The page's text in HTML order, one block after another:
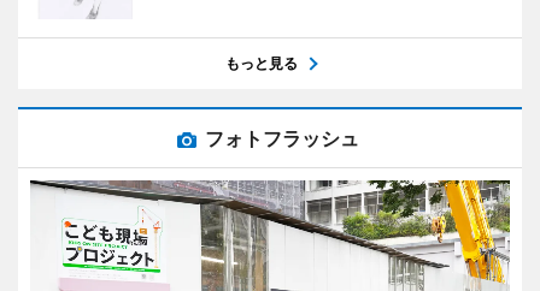
もっと見る
フォトフラッシュ